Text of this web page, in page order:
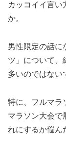
カッコイイ言い
か。
男性限定の話に
ツ」について、
多いのではない
特に、フルマラ
マラソン大会で
れにするか悩ん